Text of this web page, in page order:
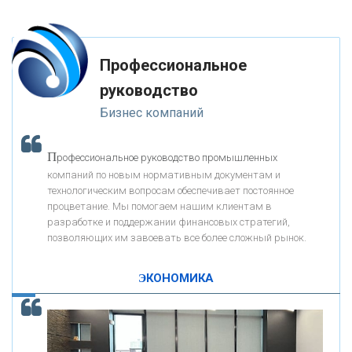
«РОСЕВРОБАНК»
«ПРЕСС-СЛУЖБА ВТБ24»
«АВТОГРАДБАНК»
«ПРОМРЕГИОНБАНК»
ОНАС
Как Система быстрых платежей за пять лет
изменила финансовый рынок - «Интервью»
-- Лучшее, что можно сделать с хорошим советом, это пропустить его
мимо ушей. Он никогда не бывает полезен никому, кроме того, кто его
-- Люблю давать советы и очень не люблю, когда их дают мне.
Профессиональное
руководство
Бизнес компаний
Профессиональное руководство промышленных
компаний по новым нормативным документам и
технологическим вопросам обеспечивает постоянное
процветание. Мы помогаем нашим клиентам в
разработке и поддержании финансовых стратегий,
позволяющих им завоевать все более сложный рынок.
ЭКОНОМИКА